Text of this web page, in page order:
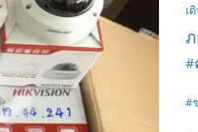
เ
#
#